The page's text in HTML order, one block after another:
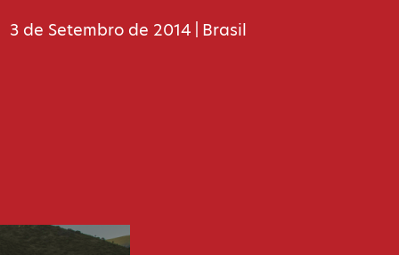
3 de Setembro de 2014 Brasil